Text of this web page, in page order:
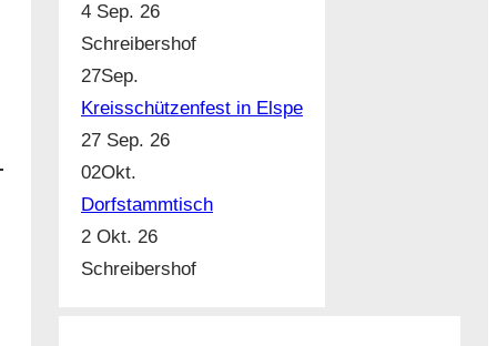
4 Sep. 26
Schreibershof
27Sep.
Kreisschützenfest in Elspe
27 Sep. 26
02Okt.
Dorfstammtisch
2 Okt. 26
Schreibershof